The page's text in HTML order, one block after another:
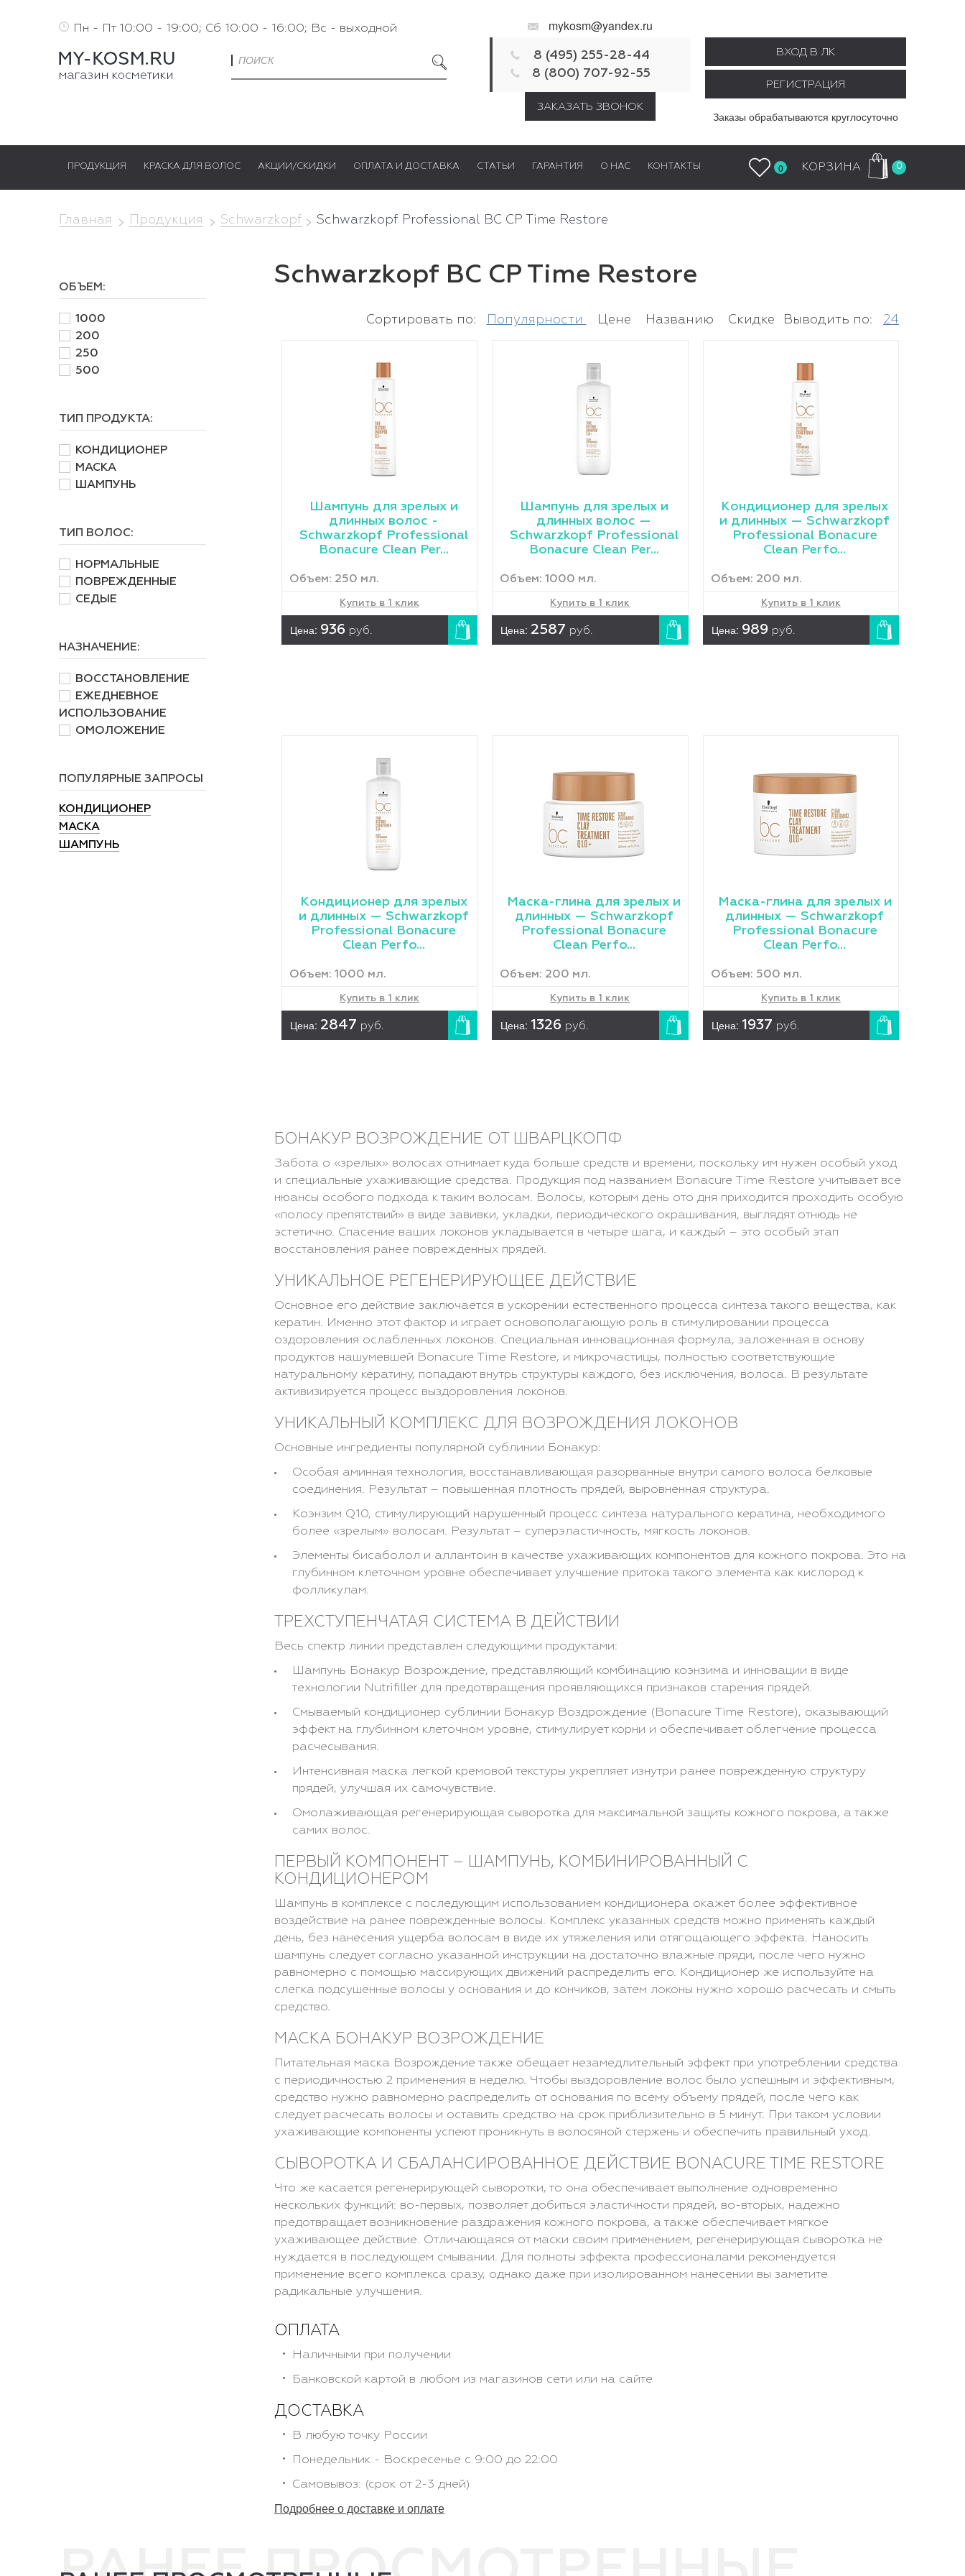
Пн - Пт 10:00 - 19:00; Сб 10:00 - 16:00; Вс - выходной mykosm@yandex.ru
8 (495) 255-28-44
8 (800) 707-92-55
ЗАКАЗАТЬ ЗВОНОК
ВХОД В ЛК
РЕГИСТРАЦИЯ
Заказы обрабатываются круглосуточно
ПРОДУКЦИЯ КРАСКА ДЛЯ ВОЛОС АКЦИИ/СКИДКИ ОПЛАТА И ДОСТАВКА СТАТЬИ ГАРАНТИЯ О НАС КОНТАКТЫ 0 КОРЗИНА 0
Главная Продукция Schwarzkopf Schwarzkopf Professional BC CP Time Restore
ОБЪЕМ:
1000
200
250
500
ТИП ПРОДУКТА:
КОНДИЦИОНЕР
МАСКА
ШАМПУНЬ
ТИП ВОЛОС:
НОРМАЛЬНЫЕ
ПОВРЕЖДЕННЫЕ
СЕДЫЕ
НАЗНАЧЕНИЕ:
ВОССТАНОВЛЕНИЕ
ЕЖЕДНЕВНОЕ
ИСПОЛЬЗОВАНИЕ
ОМОЛОЖЕНИЕ
ПОПУЛЯРНЫЕ ЗАПРОСЫ
КОНДИЦИОНЕР
МАСКА
ШАМПУНЬ
Schwarzkopf BC CP Time Restore
Сортировать по: Популярности Цене Названию Скидке 24
Выводить по:
Шампунь для зрелых и
длинных волос -
Schwarzkopf Professional
Bonacure Clean Per...
Объем: 250 мл.
Купить в 1 клик
Цена: 936 руб.
Шампунь для зрелых и
длинных волос —
Schwarzkopf Professional
Bonacure Clean Per...
Объем: 1000 мл.
Купить в 1 клик
Цена: 2587 руб.
Кондиционер для зрелых
и длинных — Schwarzkopf
Professional Bonacure
Clean Perfo...
Объем: 200 мл.
Купить в 1 клик
Цена: 989 руб.
Кондиционер для зрелых
и длинных — Schwarzkopf
Professional Bonacure
Clean Perfo...
Объем: 1000 мл.
Купить в 1 клик
Цена: 2847 руб.
Маска-глина для зрелых и
длинных — Schwarzkopf
Professional Bonacure
Clean Perfo...
Объем: 200 мл.
Купить в 1 клик
Цена: 1326 руб.
Маска-глина для зрелых и
длинных — Schwarzkopf
Professional Bonacure
Clean Perfo...
Объем: 500 мл.
Купить в 1 клик
Цена: 1937 руб.
БОНАКУР ВОЗРОЖДЕНИЕ ОТ ШВАРЦКОПФ
Забота о «зрелых» волосах отнимает куда больше средств и времени, поскольку им нужен особый уход
и специальные ухаживающие средства. Продукция под названием Bonacure Time Restore учитывает все
нюансы особого подхода к таким волосам. Волосы, которым день ото дня приходится проходить особую
«полосу препятствий» в виде завивки, укладки, периодического окрашивания, выглядят отнюдь не
эстетично. Спасение ваших локонов укладывается в четыре шага, и каждый – это особый этап
восстановления ранее поврежденных прядей.
УНИКАЛЬНОЕ РЕГЕНЕРИРУЮЩЕЕ ДЕЙСТВИЕ
Основное его действие заключается в ускорении естественного процесса синтеза такого вещества, как
кератин. Именно этот фактор и играет основополагающую роль в стимулировании процесса
оздоровления ослабленных локонов. Специальная инновационная формула, заложенная в основу
продуктов нашумевшей Bonacure Time Restore, и микрочастицы, полностью соответствующие
натуральному кератину, попадают внутрь структуры каждого, без исключения, волоса. В результате
активизируется процесс выздоровления локонов.
УНИКАЛЬНЫЙ КОМПЛЕКС ДЛЯ ВОЗРОЖДЕНИЯ ЛОКОНОВ
Основные ингредиенты популярной сублинии Бонакур:
Особая аминная технология, восстанавливающая разорванные внутри самого волоса белковые
соединения. Результат – повышенная плотность прядей, выровненная структура.
Коэнзим Q10, стимулирующий нарушенный процесс синтеза натурального кератина, необходимого
более «зрелым» волосам. Результат – суперэластичность, мягкость локонов.
Элементы бисаболол и аллантоин в качестве ухаживающих компонентов для кожного покрова. Это на
глубинном клеточном уровне обеспечивает улучшение притока такого элемента как кислород к
фолликулам.
ТРЕХСТУПЕНЧАТАЯ СИСТЕМА В ДЕЙСТВИИ
Весь спектр линии представлен следующими продуктами:
Шампунь Бонакур Возрождение, представляющий комбинацию коэнзима и инновации в виде
технологии Nutrifiller для предотвращения проявляющихся признаков старения прядей.
Смываемый кондиционер сублинии Бонакур Воздрождение (Bonacure Time Restore), оказывающий
эффект на глубинном клеточном уровне, стимулирует корни и обеспечивает облегчение процесса
расчесывания.
Интенсивная маска легкой кремовой текстуры укрепляет изнутри ранее поврежденную структуру
прядей, улучшая их самочувствие.
Омолаживающая регенерирующая сыворотка для максимальной защиты кожного покрова, а также
самих волос.
ПЕРВЫЙ КОМПОНЕНТ – ШАМПУНЬ, КОМБИНИРОВАННЫЙ С
КОНДИЦИОНЕРОМ
Шампунь в комплексе с последующим использованием кондиционера окажет более эффективное
воздействие на ранее поврежденные волосы. Комплекс указанных средств можно применять каждый
день, без нанесения ущерба волосам в виде их утяжеления или отягощающего эффекта. Наносить
шампунь следует согласно указанной инструкции на достаточно влажные пряди, после чего нужно
равномерно с помощью массирующих движений распределить его. Кондиционер же используйте на
слегка подсушенные волосы у основания и до кончиков, затем локоны нужно хорошо расчесать и смыть
средство.
МАСКА БОНАКУР ВОЗРОЖДЕНИЕ
Питательная маска Возрождение также обещает незамедлительный эффект при употреблении средства
с периодичностью 2 применения в неделю. Чтобы выздоровление волос было успешным и эффективным,
средство нужно равномерно распределить от основания по всему объему прядей, после чего как
следует расчесать волосы и оставить средство на срок приблизительно в 5 минут. При таком условии
ухаживающие компоненты успеют проникнуть в волосяной стержень и обеспечить правильный уход.
СЫВОРОТКА И СБАЛАНСИРОВАННОЕ ДЕЙСТВИЕ BONACURE TIME RESTORE
Что же касается регенерирующей сыворотки, то она обеспечивает выполнение одновременно
нескольких функций: во-первых, позволяет добиться эластичности прядей, во-вторых, надежно
предотвращает возникновение раздражения кожного покрова, а также обеспечивает мягкое
ухаживающее действие. Отличающаяся от маски своим применением, регенерирующая сыворотка не
нуждается в последующем смывании. Для полноты эффекта профессионалами рекомендуется
применение всего комплекса сразу, однако даже при изолированном нанесении вы заметите
радикальные улучшения.
ОПЛАТА
Наличными при получении
Банковской картой в любом из магазинов сети или на сайте
ДОСТАВКА
В любую точку России
Понедельник - Воскресенье с 9:00 до 22:00
Самовывоз: (срок от 2-3 дней)
Подробнее о доставке и оплате